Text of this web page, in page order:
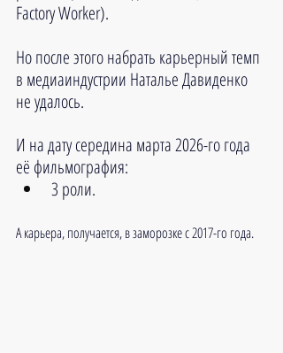
Factory Worker).
Но после этого набрать карьерный темп
в медиаиндустрии Наталье Давиденко
не удалось.
И на дату середина марта 2026-го года
её фильмография:
3 роли.
А карьера, получается, в заморозке с 2017-го года.